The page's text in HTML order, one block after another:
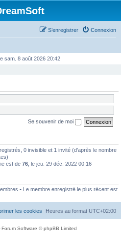
Connexion
S’enregistrer
sam. 8 août 2026 20:42
Se souvenir de moi
0 invisible et 1 invité (d’après le nombre
est de 76 , le jeu. 29 déc. 2022 00:16
• Le membre enregistré le plus récent est
Heures au format UTC+02:00
les cookies
Forum Software © phpBB Limited